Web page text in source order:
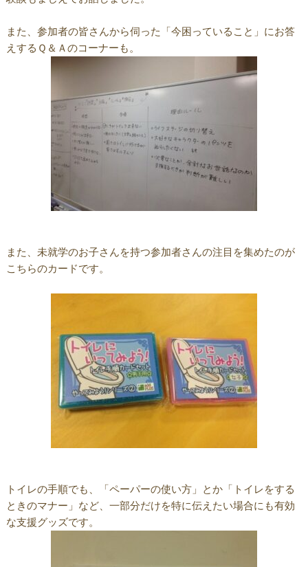
また、参加者の皆さんから伺った「今困っていること」にお答
えするＱ＆Ａのコーナーも。
また、未就学のお子さんを持つ参加者さんの注目を集めたのが
こちらのカードです。
トイレの手順でも、「ペーパーの使い方」とか「トイレをする
ときのマナー」など、一部分だけを特に伝えたい場合にも有効
な支援グッズです。